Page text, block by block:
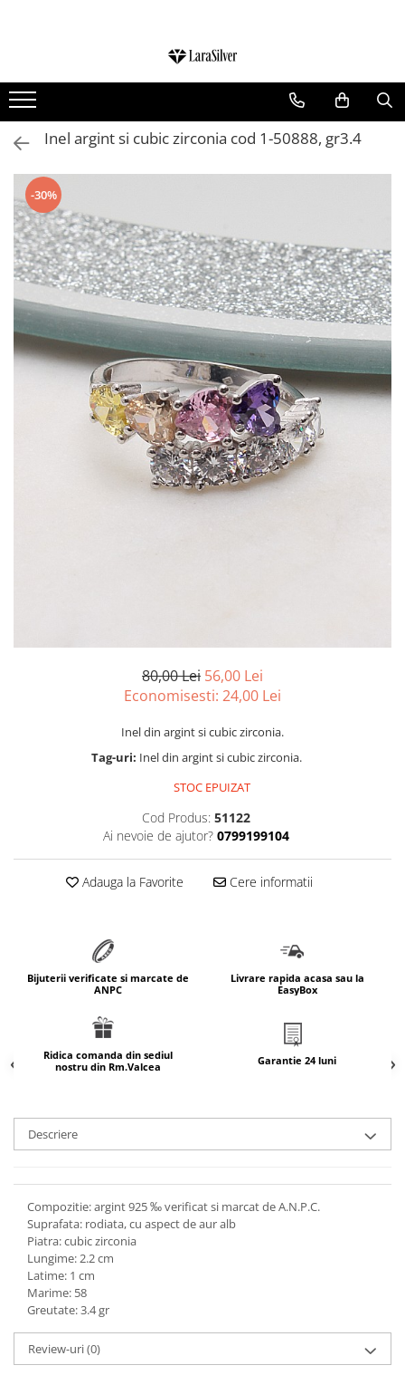
CERCEI ARGINT
BRATARI ARGINT
COLIERE ARGINT
LANTISOARE ARGINT
CRUCIULITE SI ICONITE ARGINT
PANDANTIVE ARGINT
BROSE ARGINT
VERIGHETE ARGINT
BIJUTERII ARGINT PENTRU COPII
BIJUTERII ARGINT PENTRU BARBATI
INELE ARGINT
marime reglabila
marimea 66
SETURI ARGINT
marime reglabila
marimea 51
marimea 52
marimea 54
marimea 55
marimea 57
marimea 58
marimea 59
marimea 60
marimea 61
marimea 62
marimea 63
marimea 64
Inel argint si cubic zirconia cod 1-50888, gr3.4
-30%
80,00 Lei 56,00 Lei
Economisesti: 24,00 Lei
Inel din argint si cubic zirconia.
Tag-uri: Inel din argint si cubic zirconia.
STOC EPUIZAT
Cod Produs: 51122
Ai nevoie de ajutor? 0799199104
Adauga la Favorite Cere informatii
Bijuterii verificate si marcate de
ANPC
Livrare rapida acasa sau la
EasyBox
Ridica comanda din sediul
nostru din Rm.Valcea
Garantie 24 luni
Descriere
Compozitie: argint 925 ‰ verificat si marcat de A.N.P.C.
Suprafata: rodiata, cu aspect de aur alb
Piatra: cubic zirconia
Lungime: 2.2 cm
Latime: 1 cm
Marime: 58
Greutate: 3.4 gr
Review-uri(0)